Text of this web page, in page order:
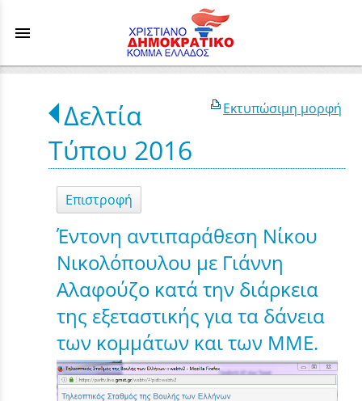
menu
Εκτυπώσιμη μορφή
Δελτία
Τύπου 2016
Επιστροφή
Έντονη αντιπαράθεση Νίκου
Νικολόπουλου με Γιάννη
Αλαφούζο κατά την διάρκεια
της εξεταστικής για τα δάνεια
των κομμάτων και των ΜΜΕ.